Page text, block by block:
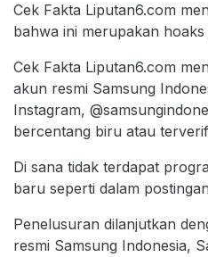
Cek Fakta Liputan6.com
bahwa ini merupakan
Cek Fakta Liputan6.com
akun resmi Samsung
Instagram,
bercentang biru atau
Di sana tidak terdapat
baru seperti dalam
Penelusuran dilanjutkan
resmi Samsung Indonesia,